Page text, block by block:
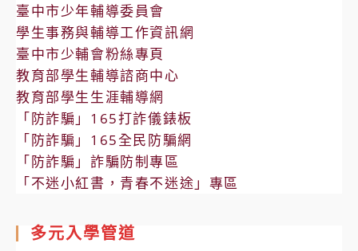
臺中市少年輔導委員會
學生事務與輔導工作資訊網
臺中市少輔會粉絲專頁
教育部學生輔導諮商中心
教育部學生生涯輔導網
「防詐騙」165打詐儀錶板
「防詐騙」165全民防騙網
「防詐騙」詐騙防制專區
「不迷小紅書，青春不迷途」專區
多元入學管道